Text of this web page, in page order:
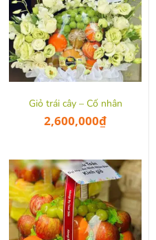
Giỏ trái cây – Cố nhân
2,600,000₫